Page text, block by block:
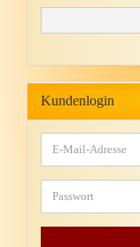
Kundenlogin